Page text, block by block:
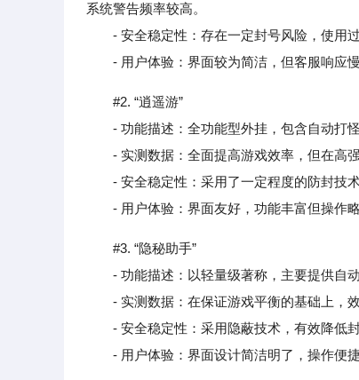
系统警告频率较高。
- 安全稳定性：存在一定封号风险，使用过
- 用户体验：界面较为简洁，但客服响应慢
#2. “逍遥游”
- 功能描述：全功能型外挂，包含自动打怪
- 实测数据：全面提高游戏效率，但在高强
- 安全稳定性：采用了一定程度的防封技术
- 用户体验：界面友好，功能丰富但操作略
#3. “隐秘助手”
- 功能描述：以轻量级著称，主要提供自动
- 实测数据：在保证游戏平衡的基础上，效
- 安全稳定性：采用隐蔽技术，有效降低封
- 用户体验：界面设计简洁明了，操作便捷